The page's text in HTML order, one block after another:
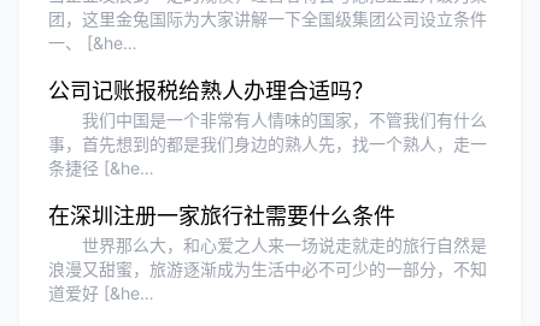
团，这里金兔国际为大家讲解一下全国级集团公司设立条件
一、 [&he…
公司记账报税给熟人办理合适吗？
我们中国是一个非常有人情味的国家，不管我们有什么
事，首先想到的都是我们身边的熟人先，找一个熟人，走一
条捷径 [&he…
在深圳注册一家旅行社需要什么条件
世界那么大，和心爱之人来一场说走就走的旅行自然是
浪漫又甜蜜，旅游逐渐成为生活中必不可少的一部分，不知
道爱好 [&he…